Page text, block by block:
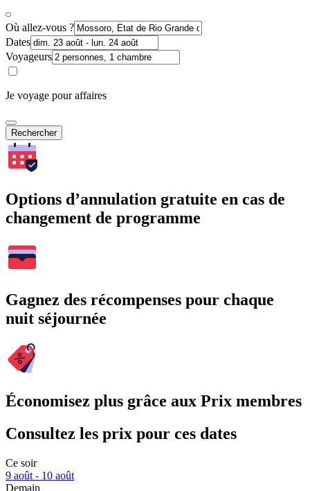
Où allez-vous ?
Dates
Voyageurs
Je voyage pour affaires
Rechercher
Options d’annulation gratuite en cas de
changement de programme
Gagnez des récompenses pour chaque
nuit séjournée
Économisez plus grâce aux Prix membres
Consultez les prix pour ces dates
Ce soir
9 août - 10 août
Demain